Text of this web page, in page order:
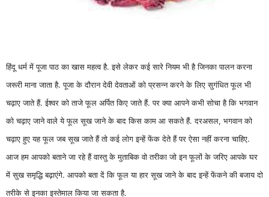
हिंदू धर्म में पूजा पाठ का खास महत्व है. इसे लेकर कई सारे नियम भी है जिनका पालन करना
जरूरी माना जाता है. पूजा के दौरान देवी देवताओं को प्रसन्न करने के लिए सुगंधित फूल भी
चढ़ाए जाते हैं. ईश्वर को ताजे फूल अर्पित किए जाते हैं. पर क्या आपने कभी सोचा है कि भगवान
को चढ़ाए जाने वाले ये फूल सूख जाने के बाद किस काम आ सकते हैं. दरअसल, भगवान को
चढ़ाए हुए यह फूल जब सूख जाते हैं तो कई लोग इन्हें फेंक देते हैं पर ऐसा नहीं करना चाहिए.
आज हम आपको बताने जा रहे हैं वास्तु के मुताबिक वो तरीका जो इन फूलों के जरिए आपके घर
में सुख समृद्धि बढ़ाएंगे. आपको बता दें कि फूल या हार सूख जाने के बाद इन्हें फेंकने की बजाय दो
तरीके से इनका इस्तेमाल किया जा सकता है.